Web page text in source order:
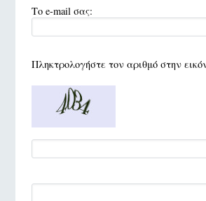
Το e-mail σας:
Πληκτρολογήστε τον αριθμό στην